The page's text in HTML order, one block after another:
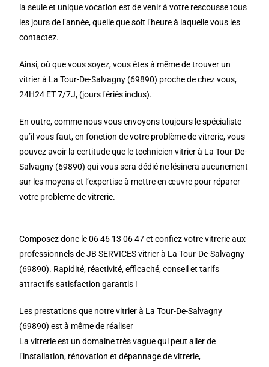
la seule et unique vocation est de venir à votre rescousse tous
les jours de l’année, quelle que soit l’heure à laquelle vous les
contactez.
Ainsi, où que vous soyez, vous êtes à même de trouver un
vitrier à La Tour-De-Salvagny (69890) proche de chez vous,
24H24 ET 7/7J, (jours fériés inclus).
En outre, comme nous vous envoyons toujours le spécialiste
qu’il vous faut, en fonction de votre problème de vitrerie, vous
pouvez avoir la certitude que le technicien vitrier à La Tour-De-
Salvagny (69890) qui vous sera dédié ne lésinera aucunement
sur les moyens et l’expertise à mettre en œuvre pour réparer
votre probleme de vitrerie.
Composez donc le 06 46 13 06 47 et confiez votre vitrerie aux
professionnels de JB SERVICES vitrier à La Tour-De-Salvagny
(69890). Rapidité, réactivité, efficacité, conseil et tarifs
attractifs satisfaction garantis !
Les prestations que notre vitrier à La Tour-De-Salvagny
(69890) est à même de réaliser
La vitrerie est un domaine très vague qui peut aller de
l’installation, rénovation et dépannage de vitrerie,